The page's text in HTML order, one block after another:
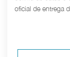
oficial de entrega